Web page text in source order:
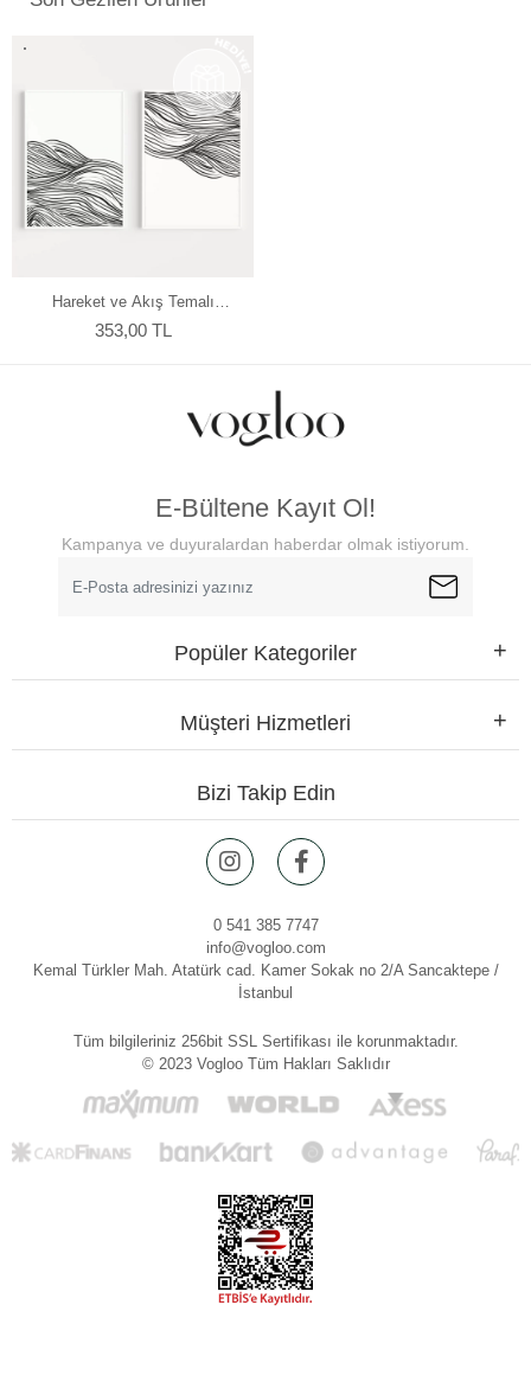
Hareket ve Akış Temalı
Monokrom 2'li Poster
353,00 TL
E-Bültene Kayıt Ol!
Kampanya ve duyuralardan haberdar olmak istiyorum.
Popüler Kategoriler
Müşteri Hizmetleri
Bizi Takip Edin
0 541 385 7747
info@vogloo.com
Kemal Türkler Mah. Atatürk cad. Kamer Sokak no 2/A Sancaktepe /
İstanbul
Tüm bilgileriniz 256bit SSL Sertifikası ile korunmaktadır.
© 2023 Vogloo Tüm Hakları Saklıdır